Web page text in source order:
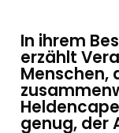
In ihrem
erzählt
Menschen,
genug, der